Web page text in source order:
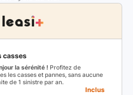
casses
la sérénité ! Profitez de
les casses et pannes, sans aucune
de 1 sinistre par an.
Inclus